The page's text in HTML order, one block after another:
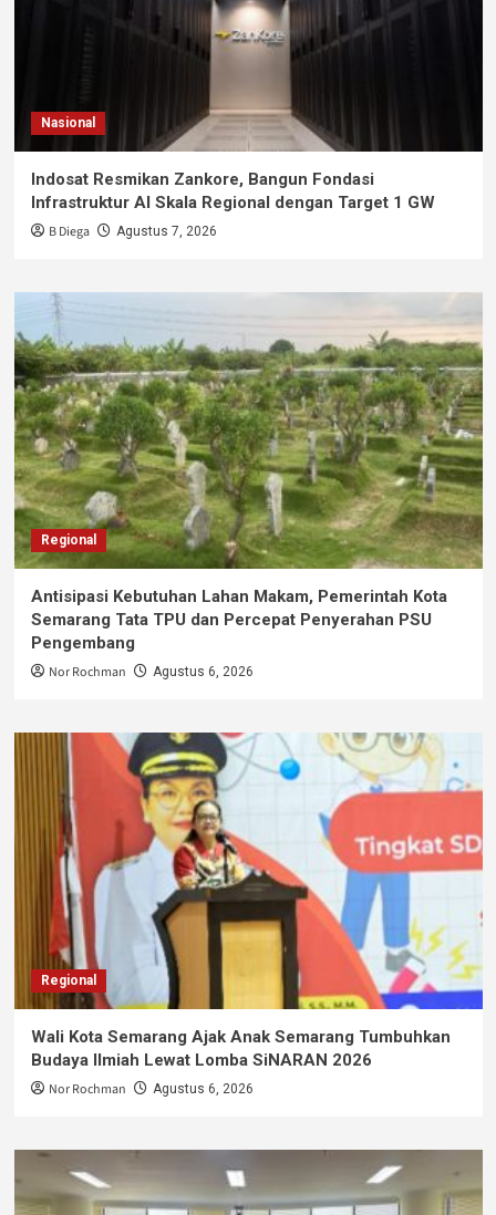
Nasional
Indosat Resmikan Zankore, Bangun Fondasi
Infrastruktur AI Skala Regional dengan Target 1 GW
B Diega Agustus 7, 2026
Regional
Antisipasi Kebutuhan Lahan Makam, Pemerintah Kota
Semarang Tata TPU dan Percepat Penyerahan PSU
Pengembang
Nor Rochman Agustus 6, 2026
Regional
Wali Kota Semarang Ajak Anak Semarang Tumbuhkan
Budaya Ilmiah Lewat Lomba SiNARAN 2026
Nor Rochman Agustus 6, 2026